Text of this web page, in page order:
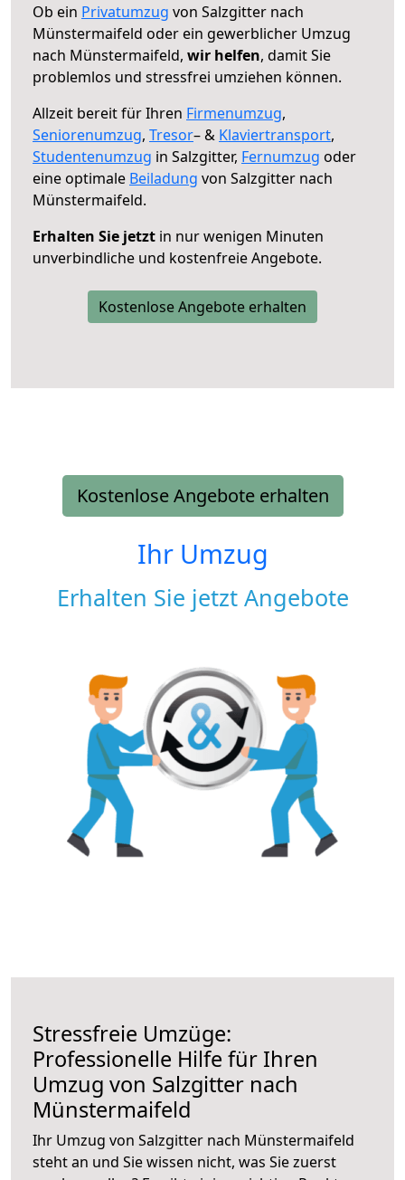
Ob ein Privatumzug von Salzgitter nach
Münstermaifeld oder ein gewerblicher Umzug
nach Münstermaifeld, wir helfen, damit Sie
problemlos und stressfrei umziehen können.
Allzeit bereit für Ihren Firmenumzug,
Seniorenumzug, Tresor– & Klaviertransport,
Studentenumzug in Salzgitter, Fernumzug oder
eine optimale Beiladung von Salzgitter nach
Münstermaifeld.
Erhalten Sie jetzt in nur wenigen Minuten
unverbindliche und kostenfreie Angebote.
Kostenlose Angebote erhalten
Kostenlose Angebote erhalten
Ihr Umzug
Erhalten Sie jetzt Angebote
Stressfreie Umzüge:
Professionelle Hilfe für Ihren
Umzug von Salzgitter nach
Münstermaifeld
Ihr Umzug von Salzgitter nach Münstermaifeld
steht an und Sie wissen nicht, was Sie zuerst